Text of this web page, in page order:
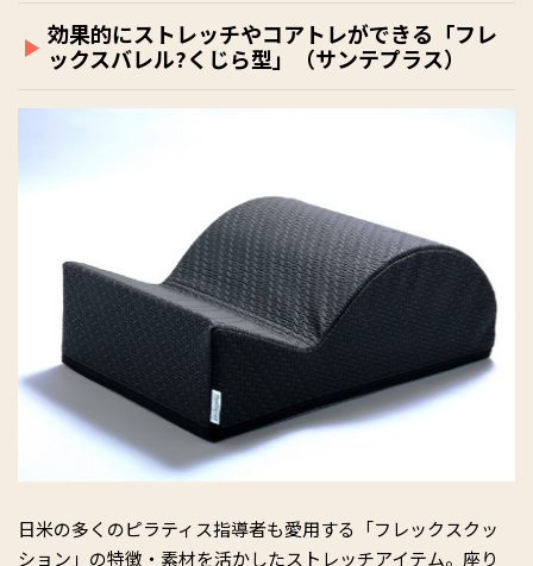
効果的にストレッチやコアトレができる「フレ
ックスバレル?くじら型」（サンテプラス）
日米の多くのピラティス指導者も愛用する「フレックスクッ
ション」の特徴・素材を活かしたストレッチアイテム。座り